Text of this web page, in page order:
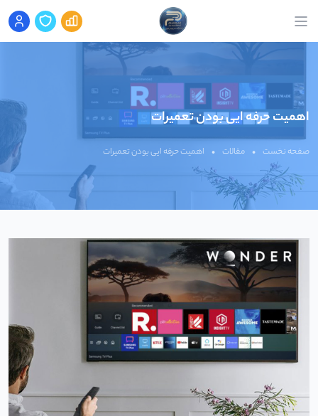
اهمیت حرفه ایی بودن تعمیرات
صفحه نخست • مقالات • اهمیت حرفه ایی بودن تعمیرات